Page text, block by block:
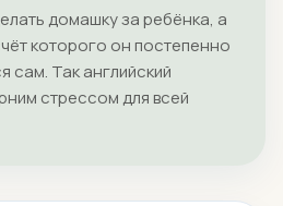
домашку за ребёнка, а
которого он постепенно
сам. Так английский
стрессом для всей